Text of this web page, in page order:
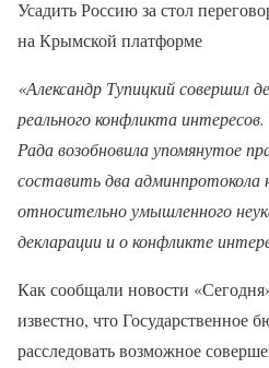
Усадить Россию за стол
на Крымской платформе
«Александр Тупицкий совершил
реального конфликта интересов.
Рада возобновила упомянутое
составить два админпротокола
относительно умышленного
декларации и о конфликте
Как сообщали новости
известно, что Государственное
расследовать возможное